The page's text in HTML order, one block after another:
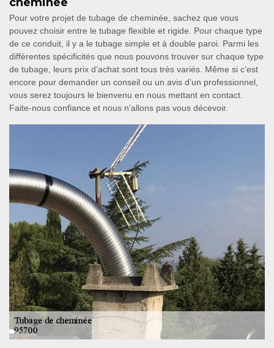
Pour votre projet de tubage de cheminée, sachez que vous
pouvez choisir entre le tubage flexible et rigide. Pour chaque type
de ce conduit, il y a le tubage simple et à double paroi. Parmi les
différentes spécificités que nous pouvons trouver sur chaque type
de tubage, leurs prix d’achat sont tous très variés. Même si c’est
encore pour demander un conseil ou un avis d’un professionnel,
vous serez toujours le bienvenu en nous mettant en contact.
Faite-nous confiance et nous n’allons pas vous décevoir.